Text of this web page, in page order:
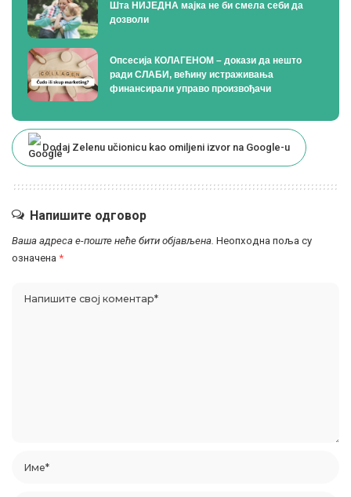
Шта НИЈЕДНА мајка не би смела себи да
дозволи
Опсесија КОЛАГЕНОМ – докази да нешто
ради СЛАБИ, већину истраживања
финансирали управо произвођачи
Dodaj Zelenu učionicu kao omiljeni izvor na Google-u
Напишите одговор
Ваша адреса е-поште неће бити објављена. Неопходна поља су
означена *